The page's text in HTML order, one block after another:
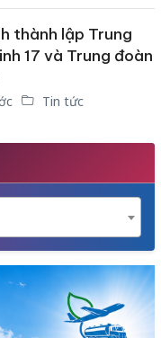
thành lập Trung
17 và Trung đoàn
Tin tức